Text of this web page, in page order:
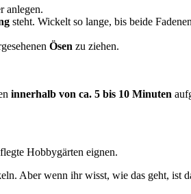
anlegen.
steht. Wickelt so lange, bis beide
Ösen zu ziehen.
innerhalb von ca. 5 bis 10 Minuten
Hobbygärten eignen.
Aber wenn ihr wisst, wie das geht, ist